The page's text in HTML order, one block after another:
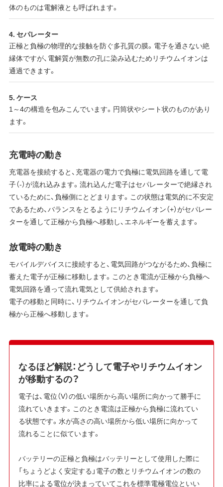
体のものは電解液とも呼ばれます。
4. セパレーター
正極と負極の物理的な接触を防ぐ多孔質の膜。電子を通さない絶
縁体ですが、電解質が無数の孔に染み込むためリチウムイオンは
通過できます。
5. ケース
1～4の構造を包みこんでいます。円筒状やシート状のものがあり
ます。
充電時の動き
充電器を接続すると、充電器の電力で負極に電気回路を通して電
子（-）が流れ込みます。流れ込んだ電子はセパレーターで絶縁され
ているために、負極側にとどまります。この状態は電気的に不安定
であるため、バランスをとるようにリチウムイオン（+）がセパレー
ターを通して正極から負極へ移動し、エネルギーを蓄えます。
放電時の動き
モバイルデバイスに接続すると、電気回路がつながるため、負極に
蓄えた電子が正極に移動します。このとき電流が正極から負極へ
電気回路を通って流れ電気として供給されます。
電子の移動と同時に、リチウムイオンがセパレーターを通して負
極から正極へ移動します。
なるほど解説：どうして電子やリチウムイオン
が移動するの？
電子は、電位（V）の低い場所から高い場所に向かって勝手に
流れていきます。このとき電流は正極から負極に流れてい
る状態です。水が高さの高い場所から低い場所に向かって
流れることに似ています。
バッテリーの正極と負極はバッテリーとして使用した際に
「ちょうどよく安定する」電子の数とリチウムイオンの数の
比率による電位が決まっていてこれを標準電極電位といい